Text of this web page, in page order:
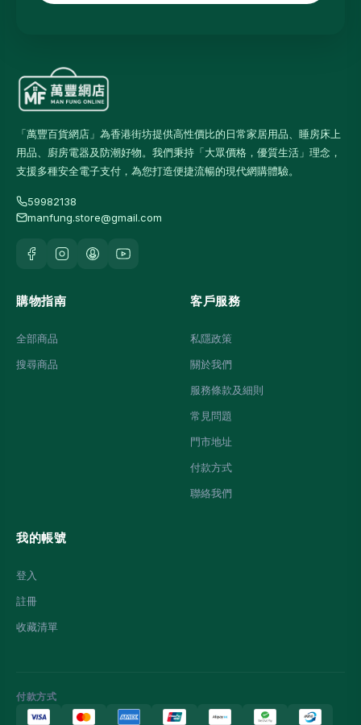
「萬豐百貨網店」為香港街坊提供高性價比的日常家居用品、睡房床上
用品、廚房電器及防潮好物。我們秉持「大眾價格，優質生活」理念，
支援多種安全電子支付，為您打造便捷流暢的現代網購體驗。
59982138
manfung.store@gmail.com
購物指南
全部商品
搜尋商品
客戶服務
私隱政策
關於我們
服務條款及細則
常見問題
門市地址
付款方式
聯絡我們
我的帳號
登入
註冊
收藏清單
付款方式